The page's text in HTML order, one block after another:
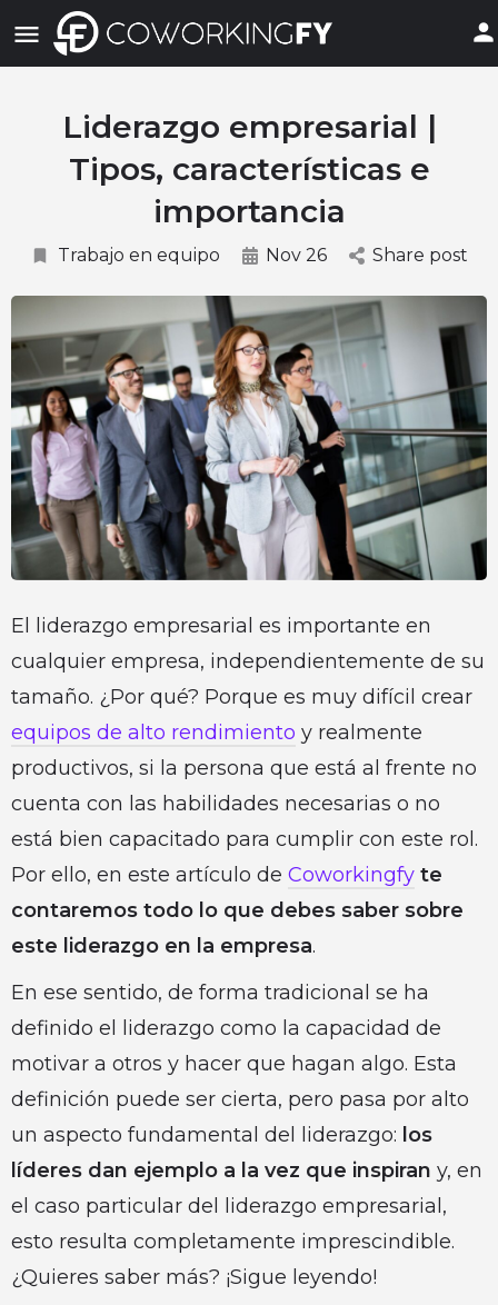
Liderazgo empresarial |
Tipos, características e
importancia
Trabajo en equipo Nov 26 Share post
El liderazgo empresarial es importante en
cualquier empresa, independientemente de su
tamaño. ¿Por qué? Porque es muy difícil crear
equipos de alto rendimiento y realmente
productivos, si la persona que está al frente no
cuenta con las habilidades necesarias o no
está bien capacitado para cumplir con este rol.
Por ello, en este artículo de Coworkingfy te
contaremos todo lo que debes saber sobre
este liderazgo en la empresa.
En ese sentido, de forma tradicional se ha
definido el liderazgo como la capacidad de
motivar a otros y hacer que hagan algo. Esta
definición puede ser cierta, pero pasa por alto
un aspecto fundamental del liderazgo: los
líderes dan ejemplo a la vez que inspiran y, en
el caso particular del liderazgo empresarial,
esto resulta completamente imprescindible.
¿Quieres saber más? ¡Sigue leyendo!